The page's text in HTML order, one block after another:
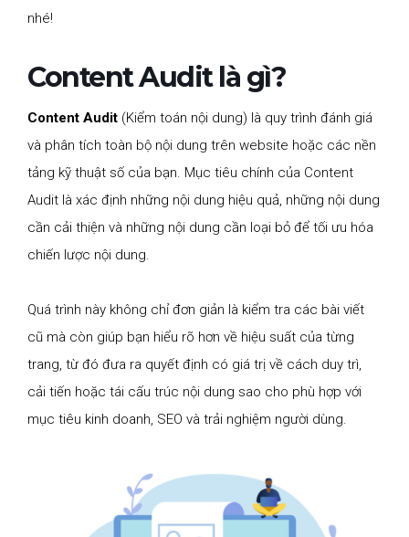
nhé!
Content Audit là gì?
Content Audit (Kiểm toán nội dung) là quy trình đánh giá
và phân tích toàn bộ nội dung trên website hoặc các nền
tảng kỹ thuật số của bạn. Mục tiêu chính của Content
Audit là xác định những nội dung hiệu quả, những nội dung
cần cải thiện và những nội dung cần loại bỏ để tối ưu hóa
chiến lược nội dung.
Quá trình này không chỉ đơn giản là kiểm tra các bài viết
cũ mà còn giúp bạn hiểu rõ hơn về hiệu suất của từng
trang, từ đó đưa ra quyết định có giá trị về cách duy trì,
cải tiến hoặc tái cấu trúc nội dung sao cho phù hợp với
mục tiêu kinh doanh, SEO và trải nghiệm người dùng.